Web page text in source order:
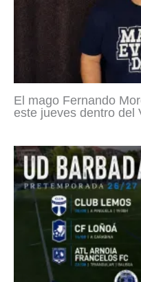
El mago Fernando
este jueves dentro del